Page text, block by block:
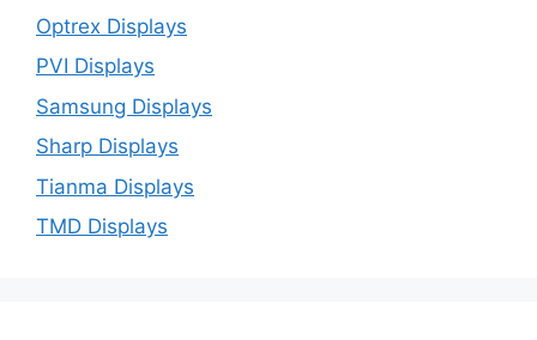
Optrex Displays
PVI Displays
Samsung Displays
Sharp Displays
Tianma Displays
TMD Displays